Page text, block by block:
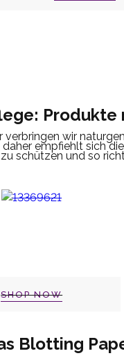
Produkte
verbringen wir
daher empfiehlt sich
schützen und so
SHOP NOW
Blotting